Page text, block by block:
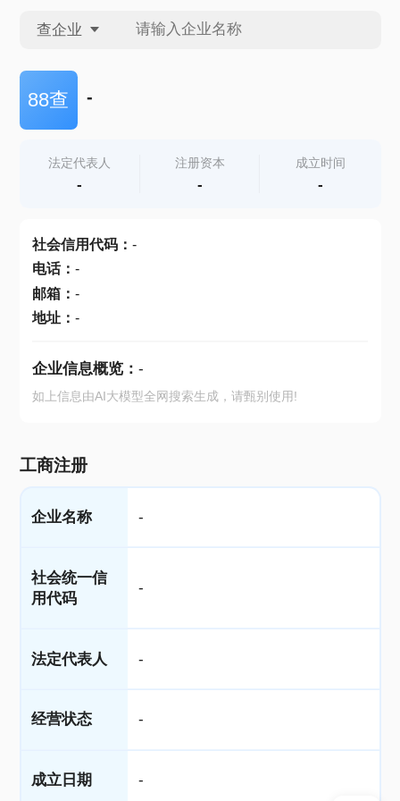
查企业
查企业
查产地
88查 -
法定代表人
-
注册资本
-
成立时间
-
社会信用代码： -
电话： -
邮箱： -
地址： -
企业信息概览： -
如上信息由AI大模型全网搜索生成，请甄别使用!
工商注册
企业名称 -
社会统一信
用代码
-
法定代表人 -
经营状态 -
成立日期 -